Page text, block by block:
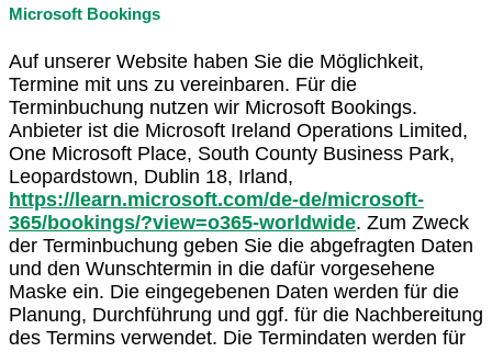
Microsoft Bookings
Auf unserer Website haben Sie die Möglichkeit,
Termine mit uns zu vereinbaren. Für die
Terminbuchung nutzen wir Microsoft Bookings.
Anbieter ist die Microsoft Ireland Operations Limited,
One Microsoft Place, South County Business Park,
Leopardstown, Dublin 18, Irland,
https://learn.microsoft.com/de-de/microsoft-
365/bookings/?view=o365-worldwide. Zum Zweck
der Terminbuchung geben Sie die abgefragten Daten
und den Wunschtermin in die dafür vorgesehene
Maske ein. Die eingegebenen Daten werden für die
Planung, Durchführung und ggf. für die Nachbereitung
des Termins verwendet. Die Termindaten werden für